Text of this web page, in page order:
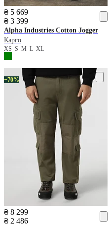
₴ 5 669
₴ 3 399
Alpha Industries Cotton Jogger
Карго
XS S M L XL
−70%
₴ 8 299
₴ 2 486